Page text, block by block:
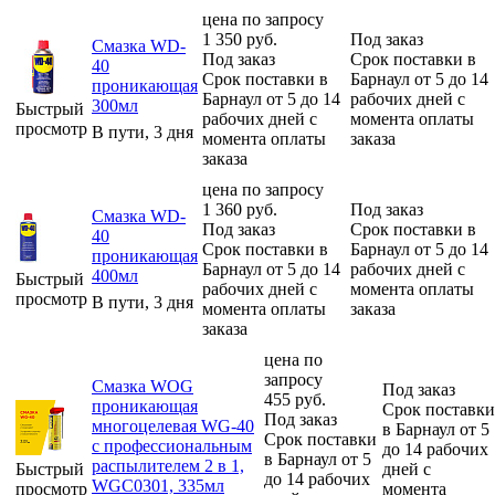
Быстрый
просмотр
Смазка WD-
40
проникающая
300мл
В пути, 3 дня
цена по запросу
1 350 руб.
Под заказ
Срок поставки в
Барнаул от 5 до 14
рабочих дней с
момента оплаты
заказа
Под заказ
Срок поставки в
Барнаул от 5 до 14
рабочих дней с
момента оплаты
заказа
Быстрый
просмотр
Смазка WD-
40
проникающая
400мл
В пути, 3 дня
цена по запросу
1 360 руб.
Под заказ
Срок поставки в
Барнаул от 5 до 14
рабочих дней с
момента оплаты
заказа
Под заказ
Срок поставки в
Барнаул от 5 до 14
рабочих дней с
момента оплаты
заказа
Быстрый
просмотр
Смазка WOG
проникающая
многоцелевая WG-40
с профессиональным
распылителем 2 в 1,
WGC0301, 335мл
цена по
запросу
455 руб.
Под заказ
Срок поставки
в Барнаул от 5
до 14 рабочих
Под заказ
Срок поставки
в Барнаул от 5
до 14 рабочих
дней с
момента